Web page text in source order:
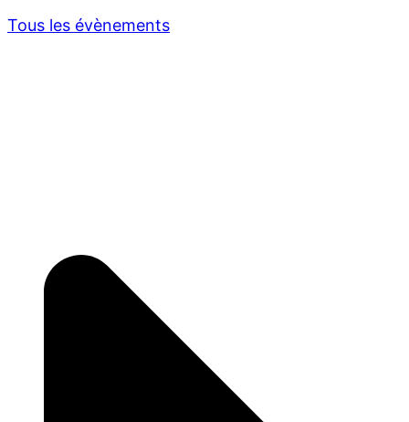
Tous les évènements